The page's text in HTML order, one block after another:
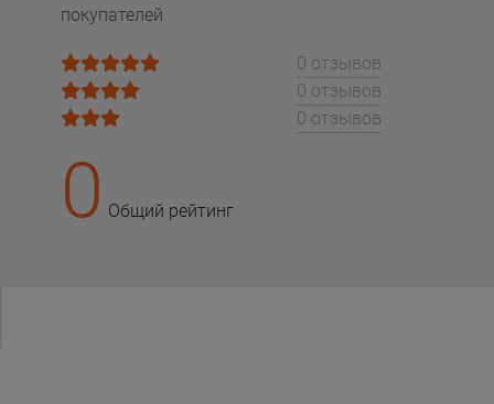
покупателей
0 отзывов
0 отзывов
0 отзывов
0 Общий рейтинг